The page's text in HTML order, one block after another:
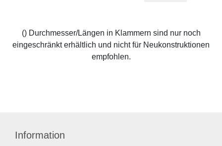
() Durchmesser/Längen in Klammern sind nur noch
eingeschränkt erhältlich und nicht für Neukonstruktionen
empfohlen.
Information